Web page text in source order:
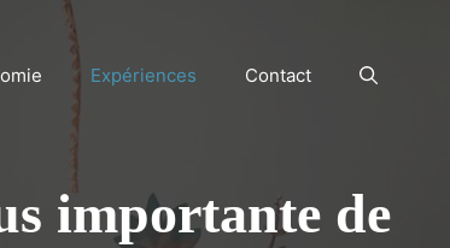
Expériences Contact
importante de